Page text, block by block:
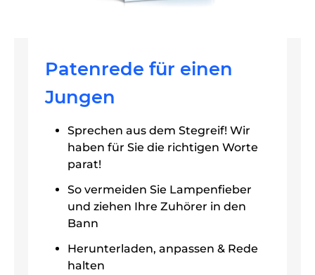
Patenrede für einen
Jungen
Sprechen aus dem Stegreif! Wir
haben für Sie die richtigen Worte
parat!
So vermeiden Sie Lampenfieber
und ziehen Ihre Zuhörer in den
Bann
Herunterladen, anpassen & Rede
halten